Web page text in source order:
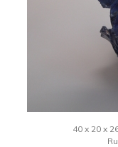
40 x 20 x